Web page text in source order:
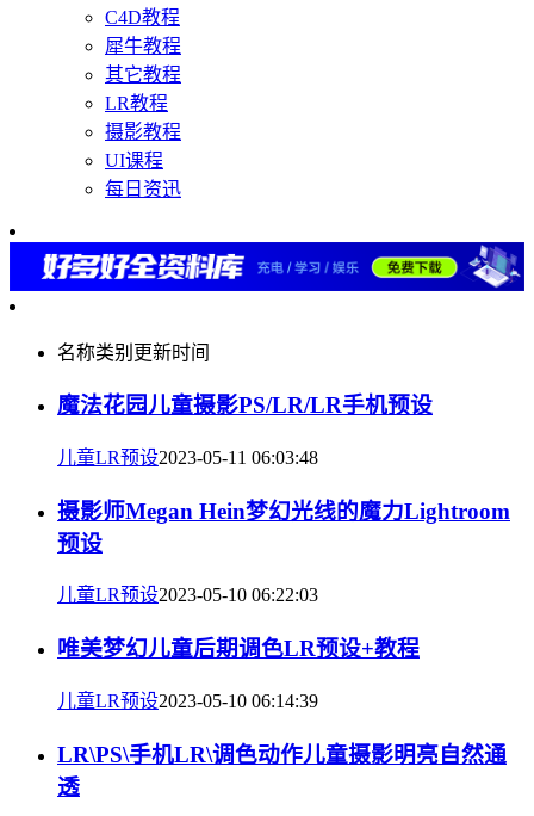
C4D教程
犀牛教程
其它教程
LR教程
摄影教程
UI课程
每日资迅
名称类别 更新时间
魔法花园儿童摄影PS/LR/LR手机预设
儿童LR预设2023-05-11 06:03:48
摄影师Megan Hein梦幻光线的魔力Lightroom
预设
儿童LR预设2023-05-10 06:22:03
唯美梦幻儿童后期调色LR预设+教程
儿童LR预设2023-05-10 06:14:39
LR\PS\手机LR\调色动作儿童摄影明亮自然通
透